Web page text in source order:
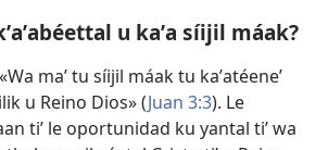
u kaʼa síijil máak?
maʼ tu síijil máak tu kaʼatéeneʼ
u Reino Dios» (Juan 3:3). Le
tiʼ le oportunidad ku yantal tiʼ wa